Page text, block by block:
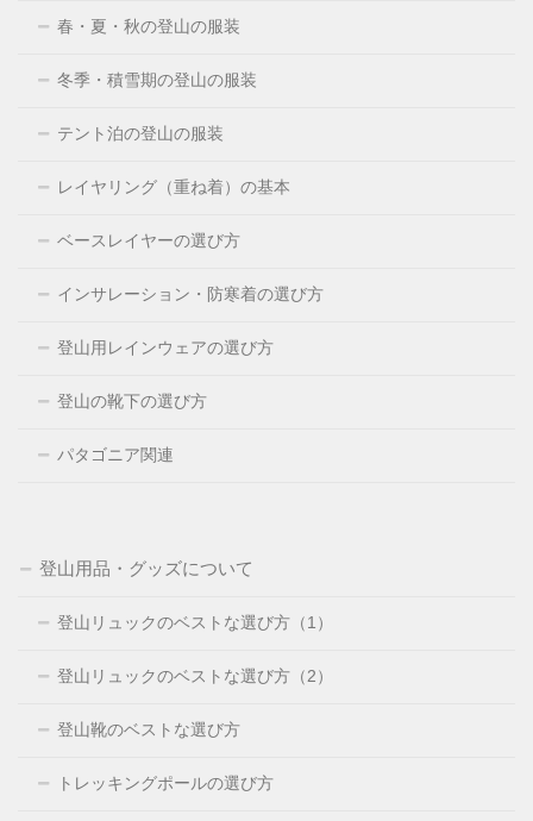
春・夏・秋の登山の服装
冬季・積雪期の登山の服装
テント泊の登山の服装
レイヤリング（重ね着）の基本
ベースレイヤーの選び方
インサレーション・防寒着の選び方
登山用レインウェアの選び方
登山の靴下の選び方
パタゴニア関連
登山用品・グッズについて
登山リュックのベストな選び方（1）
登山リュックのベストな選び方（2）
登山靴のベストな選び方
トレッキングポールの選び方